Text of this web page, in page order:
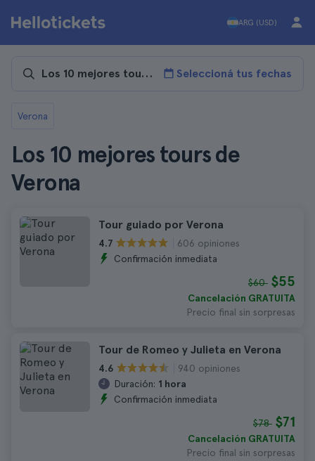
ARG (USD)
Seleccioná tus fechas
Verona
Los 10 mejores tours de
Verona
Tour guiado por Verona
4.7
606 opiniones
Confirmación inmediata
$60 $55
Cancelación GRATUITA
Precio final sin sorpresas
Tour de Romeo y Julieta en Verona
4.6
940 opiniones
Duración: 1 hora
Confirmación inmediata
$78 $71
Cancelación GRATUITA
Precio final sin sorpresas